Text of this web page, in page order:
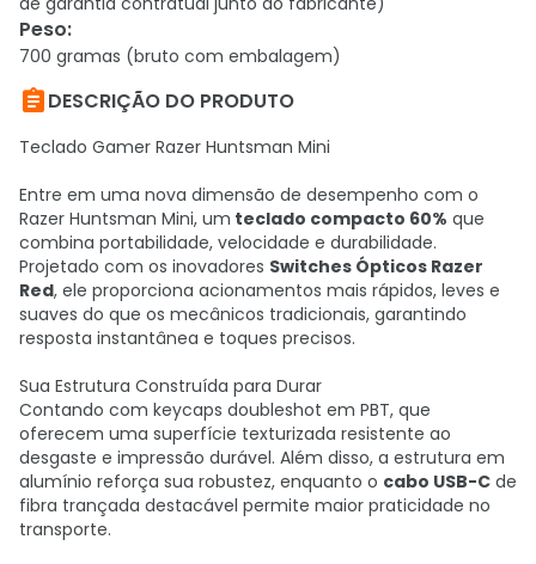
Peso:
700 gramas (bruto com embalagem)
DESCRIÇÃO DO PRODUTO
Teclado Gamer Razer Huntsman Mini
Entre em uma nova dimensão de desempenho com o
Razer Huntsman Mini, um teclado compacto 60% que
combina portabilidade, velocidade e durabilidade.
Projetado com os inovadores Switches Ópticos Razer
Red, ele proporciona acionamentos mais rápidos, leves e
suaves do que os mecânicos tradicionais, garantindo
resposta instantânea e toques precisos.
Sua Estrutura Construída para Durar
Contando com keycaps doubleshot em PBT, que
oferecem uma superfície texturizada resistente ao
desgaste e impressão durável. Além disso, a estrutura em
alumínio reforça sua robustez, enquanto o cabo USB-C de
fibra trançada destacável permite maior praticidade no
transporte.